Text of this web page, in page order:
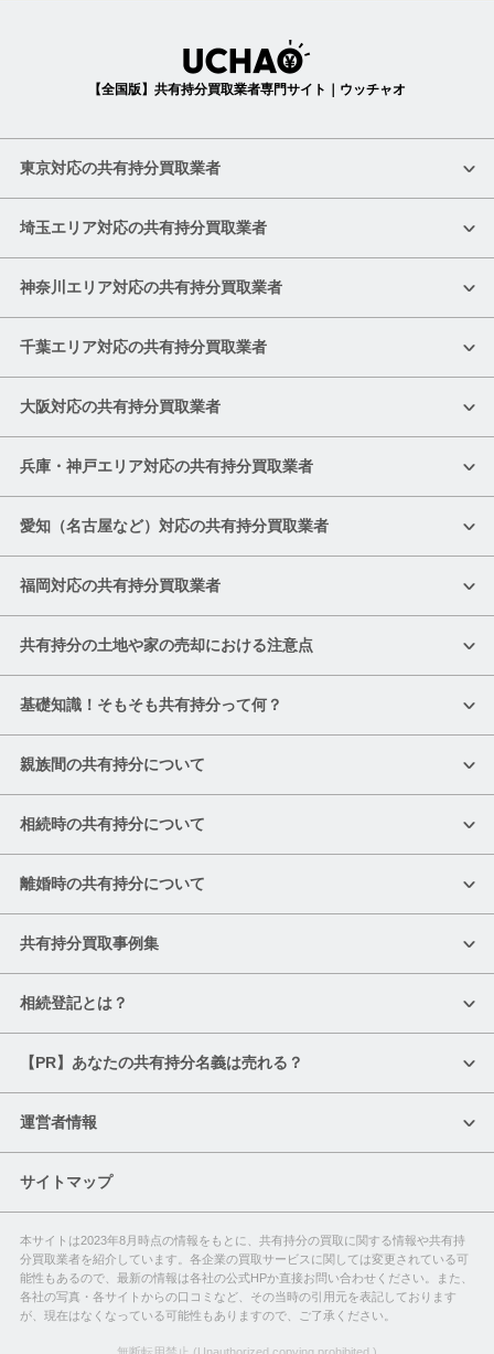
【全国版】共有持分買取業者専門サイト｜ウッチャオ
東京対応の共有持分買取業者
埼玉エリア対応の共有持分買取業者
神奈川エリア対応の共有持分買取業者
千葉エリア対応の共有持分買取業者
大阪対応の共有持分買取業者
兵庫・神戸エリア対応の共有持分買取業者
愛知（名古屋など）対応の共有持分買取業者
福岡対応の共有持分買取業者
共有持分の土地や家の売却における注意点
基礎知識！そもそも共有持分って何？
親族間の共有持分について
相続時の共有持分について
離婚時の共有持分について
共有持分買取事例集
相続登記とは？
【PR】あなたの共有持分名義は売れる？
運営者情報
サイトマップ
本サイトは2023年8月時点の情報をもとに、共有持分の買取に関する情報や共有持
分買取業者を紹介しています。 各企業の買取サービスに関しては変更されている可
能性もあるので、最新の情報は各社の公式HPか直接お問い合わせください。また、
各社の写真・各サイトからの口コミなど、その当時の引用元を表記しております
が、現在はなくなっている可能性もありますので、ご了承ください。